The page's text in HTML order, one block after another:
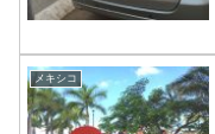
メキシコ